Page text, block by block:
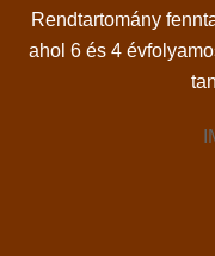
Rendtartomány
ahol 6 és 4